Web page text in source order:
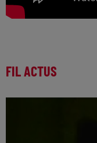
FIL ACTUS